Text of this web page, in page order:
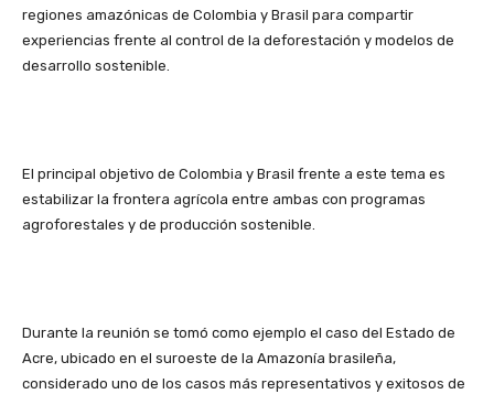
regiones amazónicas de Colombia y Brasil para compartir
experiencias frente al control de la deforestación y modelos de
desarrollo sostenible.
El principal objetivo de Colombia y Brasil frente a este tema es
estabilizar la frontera agrícola entre ambas con programas
agroforestales y de producción sostenible.
Durante la reunión se tomó como ejemplo el caso del Estado de
Acre, ubicado en el suroeste de la Amazonía brasileña,
considerado uno de los casos más representativos y exitosos de